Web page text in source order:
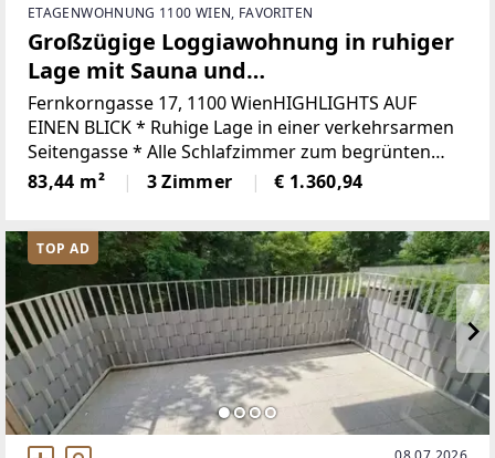
ETAGENWOHNUNG 1100 WIEN, FAVORITEN
Großzügige Loggiawohnung in ruhiger
Lage mit Sauna und
Gemeinschaftsdachterrasse
Fernkorngasse 17, 1100 WienHIGHLIGHTS AUF
EINEN BLICK * Ruhige Lage in einer verkehrsarmen
Seitengasse * Alle Schlafzimmer zum begrünten
und gepflegten, sehr ruhigen Innenhof ausgerichtet
* Großzügiges Wohnzimmer mit Ausgang
83,44 m² 3 Zimmer € 1.360,94
TOP AD